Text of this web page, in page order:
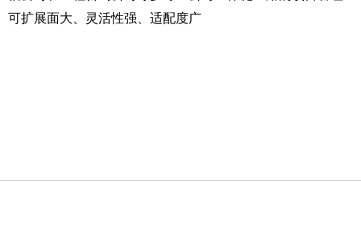
可扩展面大、灵活性强、适配度广